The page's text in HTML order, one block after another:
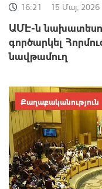
16:21 15 Մայ, 2026
ԱՄԷ-ն
գործարկել
նավթամուղ
Քաղաքականություն